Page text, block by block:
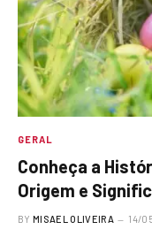
GERAL
Conheça a
Origem e
BY MISAEL OLIVEIRA 14/